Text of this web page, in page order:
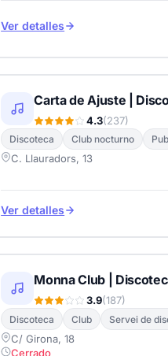
Ver detalles
Carta de Ajuste |
4.3(237)
Discoteca Club nocturno Pub
C. Llauradors, 13
Ver detalles
Monna Club |
3.9(187)
Discoteca Club Servei de
C/ Girona, 18
Cerrado